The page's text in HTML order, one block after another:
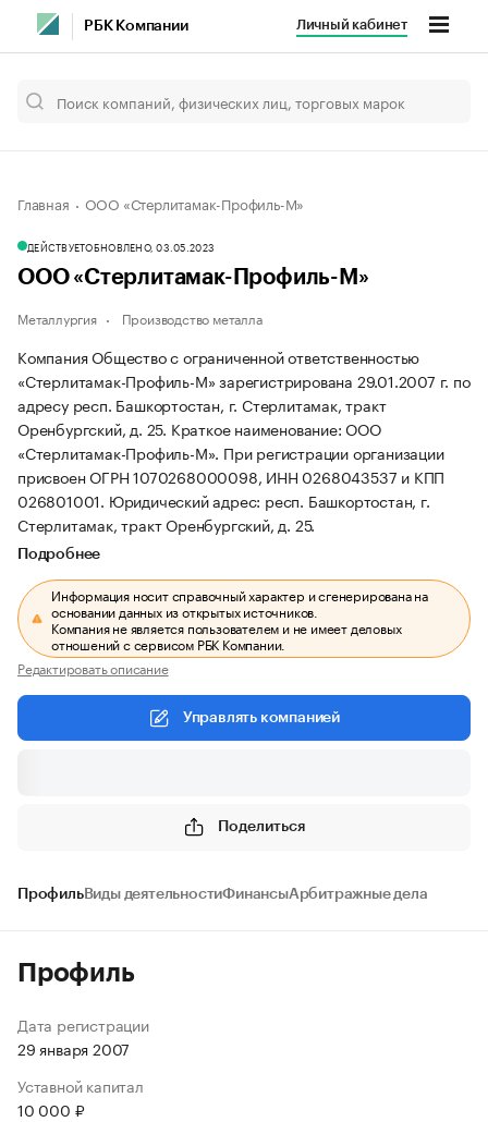
РБК Компании Личный кабинет
Главная ООО «Стерлитамак-Профиль-М»
ДЕЙСТВУЕТОБНОВЛЕНО, 03.05.2023
ООО «Стерлитамак-Профиль-М»
Металлургия Производство металла
Компания Общество с ограниченной ответственностью
«Стерлитамак-Профиль-М» зарегистрирована 29.01.2007 г. по
адресу респ. Башкортостан, г. Стерлитамак, тракт
Оренбургский, д. 25. Краткое наименование: ООО
«Стерлитамак-Профиль-М». При регистрации организации
присвоен ОГРН 1070268000098, ИНН 0268043537 и КПП
026801001. Юридический адрес: респ. Башкортостан, г.
Стерлитамак, тракт Оренбургский, д. 25.
Подробнее
Информация носит справочный характер и сгенерирована на
основании данных из открытых источников.
Компания не является пользователем и не имеет деловых
отношений с сервисом РБК Компании.
Редактировать описание
Управлять компанией
Поделиться
ПрофильВиды деятельностиФинансыАрбитражные дела
Профиль
Дата регистрации
29 января 2007
Уставной капитал
10 000 ₽